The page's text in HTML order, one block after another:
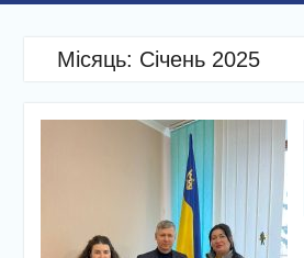
Місяць: Січень 2025